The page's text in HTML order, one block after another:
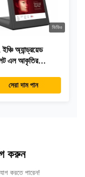
ভিডিও
অ্যান্ড্রয়েড
এল আকৃতির
ট্যাবলেট
টাচস্ক্রিন ট্যাবলেট
সেরা দাম পান
করুন
করতে পারেন!